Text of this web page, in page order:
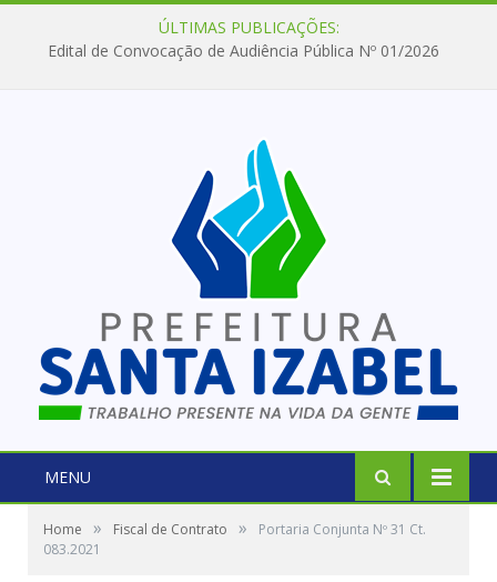
ÚLTIMAS PUBLICAÇÕES:
Edital de Convocação de Audiência Pública Nº 01/2026
MENU
Home » Fiscal de Contrato »
Portaria Conjunta Nº 31 Ct.
083.2021